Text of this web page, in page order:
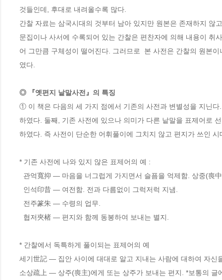
것들인데, 후대로 내려올수록 많다.
간찰 자료는 삼국시대의 것부터 남아 있지만 원본은 존재하지 않
문집이나 사서에 수록되어 있는 간찰은 편찬자에 의해 내용이 취
어 그만큼 구체성이 떨어진다. 그러므로  본 사전은 간찰의 원본
◎ 『옛편지 낱말사전』의 특징
① 이 책은 다음의 세 가지 점에서 기존의 사전과 변별성을 지닌
하였다. 둘째, 기존 사전에 있으나 의미가 다른 낱말을 표제어로
하였다. 즉 사전이 단순한 어휘풀이에 그치지 않고 편지가 쓰인
* 기존 사전에 나와 있지 않은 표제어의 예 :
* 간찰에서 독특하게 풀이되는 표제어의 예
세기世記 ― 집안 사이에 대대로 알고 지내는 사람에 대하여 자신
소상疏上 ― 상주(喪主)에게 또는 상주가 보내는 편지. *보통의 글